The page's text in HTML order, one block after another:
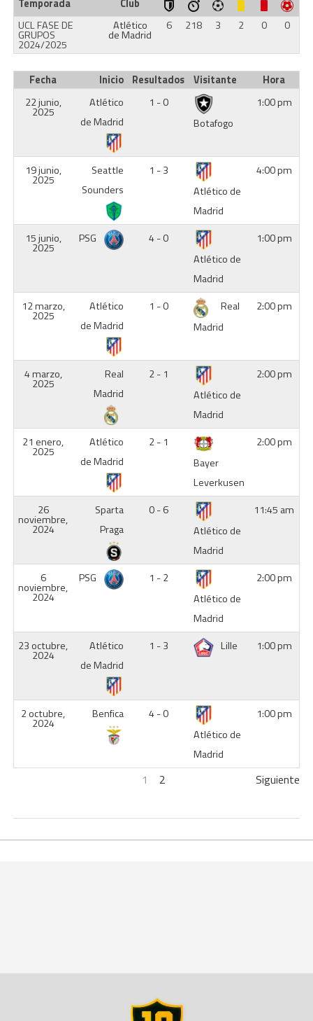
Temporada
Club
UCL FASE DE
GRUPOS
2024/2025
Atlético
de Madrid
6 218 3 2 0 0
Fecha Inicio Resultados Visitante
Hora
22 junio,
2025
Atlético
de Madrid
1 - 0
Botafogo
1:00 pm
19 junio,
2025
Seattle
Sounders
1 - 3
Atlético de
Madrid
4:00 pm
15 junio,
2025
PSG
4 - 0
Atlético de
Madrid
1:00 pm
12 marzo,
2025
Atlético
de Madrid
1 - 0
Real
Madrid
2:00 pm
4 marzo,
2025
Real
Madrid
2 - 1
Atlético de
Madrid
2:00 pm
21 enero,
2025
Atlético
de Madrid
2 - 1
Bayer
Leverkusen
2:00 pm
26
noviembre,
2024
Sparta
Praga
0 - 6
Atlético de
Madrid
11:45 am
6
noviembre,
2024
PSG
1 - 2
Atlético de
Madrid
2:00 pm
23 octubre,
2024
Atlético
de Madrid
1 - 3 Lille 1:00 pm
2 octubre,
2024
Benfica
4 - 0
Atlético de
Madrid
1:00 pm
1 2 Siguiente